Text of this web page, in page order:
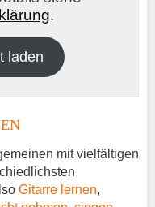
.
laden
mit vielfältigen
Gitarre lernen,